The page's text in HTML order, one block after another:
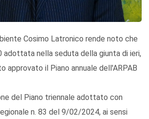
Cosimo Latronico rende noto che
adottata nella seduta della giunta di ieri,
approvato il Piano annuale dell'ARPAB
del Piano triennale adottato con
n. 83 del 9/02/2024, ai sensi